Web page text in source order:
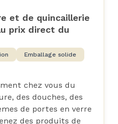
et de quincaillerie
prix direct du
Emballage solide
chez vous du
des douches, des
de portes en verre
des produits de